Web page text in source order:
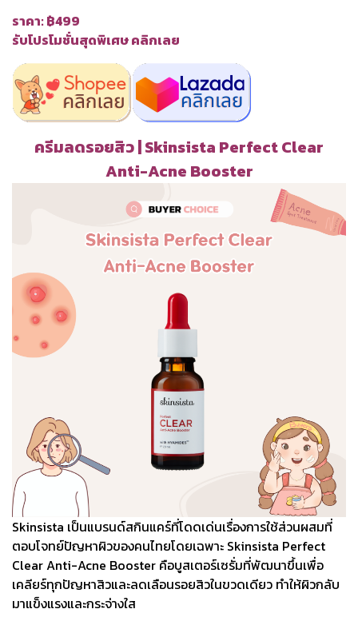
ราคา: ฿499
รับโปรโมชั่นสุดพิเศษ คลิกเลย
ครีมลดรอยสิว | Skinsista Perfect Clear
Anti-Acne Booster
Skinsista เป็นแบรนด์สกินแคร์ที่โดดเด่นเรื่องการใช้ส่วนผสมที่
ตอบโจทย์ปัญหาผิวของคนไทยโดยเฉพาะ Skinsista Perfect
Clear Anti-Acne Booster คือบูสเตอร์เซรั่มที่พัฒนาขึ้นเพื่อ
เคลียร์ทุกปัญหาสิวและลดเลือนรอยสิวในขวดเดียว ทำให้ผิวกลับ
มาแข็งแรงและกระจ่างใส